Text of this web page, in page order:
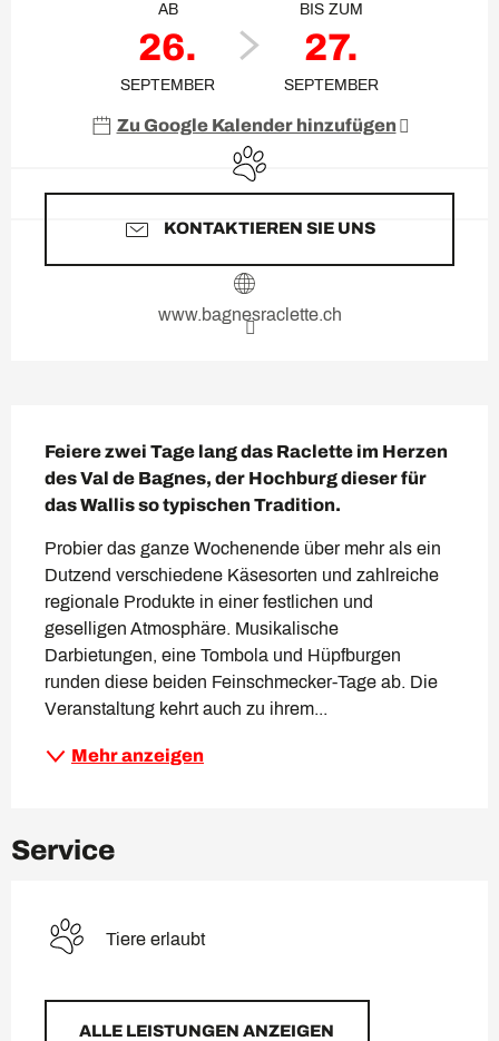
AB
26.
SEPTEMBER
BIS ZUM
27.
SEPTEMBER
Zu Google Kalender hinzufügen
Tiere erlaubt
KONTAKTIEREN SIE UNS
www.bagnesraclette.ch
Feiere zwei Tage lang das Raclette im Herzen
des Val de Bagnes, der Hochburg dieser für
das Wallis so typischen Tradition.
Probier das ganze Wochenende über mehr als ein
Dutzend verschiedene Käsesorten und zahlreiche
regionale Produkte in einer festlichen und
geselligen Atmosphäre. Musikalische
Darbietungen, eine Tombola und Hüpfburgen
runden diese beiden Feinschmecker-Tage ab. Die
Veranstaltung kehrt auch zu ihrem...
Mehr anzeigen
Service
Tiere erlaubt
ALLE LEISTUNGEN ANZEIGEN